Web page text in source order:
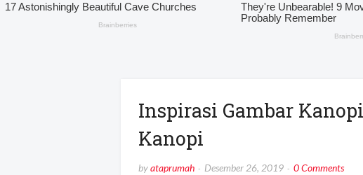
Inspirasi Gambar
Kanopi
byataprumah Desember 26, 2019 0 Comments